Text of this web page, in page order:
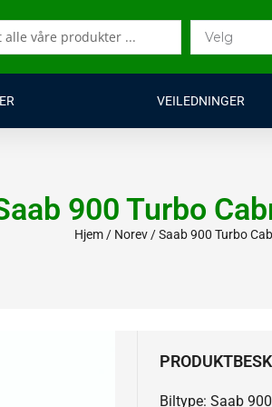
VEILEDNINGER
900 Turbo
Hjem/ Norev/ Saab 900 Turbo
Biltype: Saab